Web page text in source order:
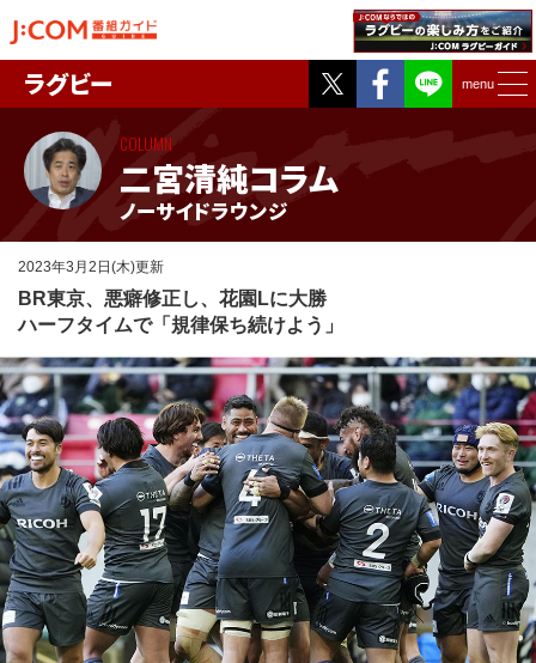
Twitter
Facebook
menu
ラグビー
二宮清純コラム
ノーサイドラウンジ
COLUMN
2023年3月2日(木)更新
BR東京、悪癖修正し、花園Lに大勝
ハーフタイムで「規律保ち続けよう」